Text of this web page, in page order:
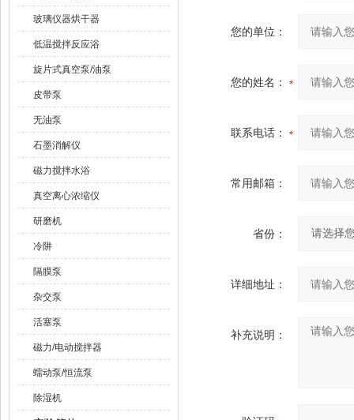
玻璃仪器烘干器
低温搅拌反应浴
旋片式真空泵/油泵
皮带泵
无油泵
石墨消解仪
磁力搅拌水浴
真空离心浓缩仪
研磨机
冷阱
隔膜泵
杂交泵
活塞泵
磁力/电动搅拌器
蠕动泵/恒流泵
除湿机
您的单位：
您的姓名：
联系电话：
常用邮箱：
省份：
详细地址：
补充说明：